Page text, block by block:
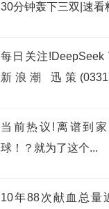
30分钟轰下三双|速看
每日关注!DeepSeek
新浪潮 迅策
当前热议!离谱到
球！？就为了这个...
10年88次献血总量